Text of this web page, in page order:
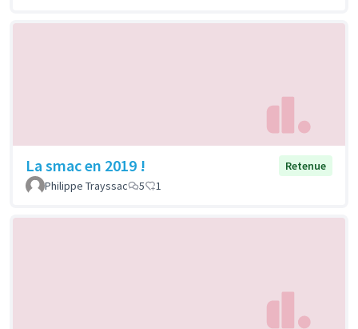
La smac en 2019 !
Retenue
Philippe Trayssac
5 1